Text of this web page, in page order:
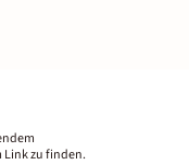
Link zu finden.